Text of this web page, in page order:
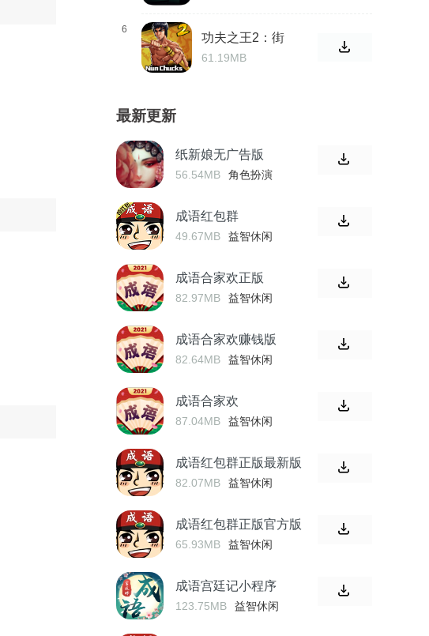
6
功夫之王2：街
头快打手机
61.19MB
最新更新
纸新娘无广告版
56.54MB 角色扮演
成语红包群
49.67MB 益智休闲
成语合家欢正版
82.97MB 益智休闲
成语合家欢赚钱版
82.64MB 益智休闲
成语合家欢
87.04MB 益智休闲
成语红包群正版最新版
82.07MB 益智休闲
成语红包群正版官方版
65.93MB 益智休闲
成语宫廷记小程序
123.75MB 益智休闲